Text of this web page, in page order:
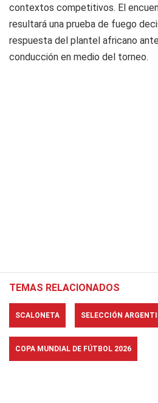
contextos competitivos. El
resultará una prueba de fuego
respuesta del plantel africano
conducción en medio del torneo.
TEMAS RELACIONADOS
SCALONETA SELECCIÓN
COPA MUNDIAL DE FÚTBOL 2026